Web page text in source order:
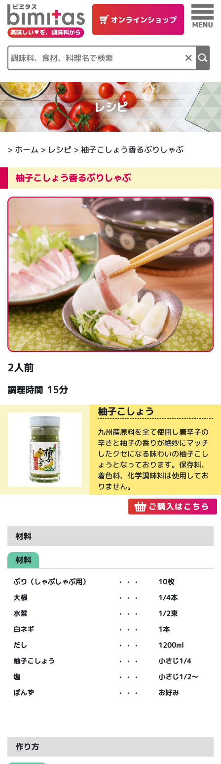
×
レシピ
> ホーム > レシピ > 柚子こしょう香るぶりしゃぶ
柚子こしょう香るぶりしゃぶ
2人前
調理時間 15分
柚子こしょう
九州産原料を全て使用し唐辛子の
辛さと柚子の香りが絶妙にマッチ
したクセになる味わいの柚子こし
ょうとなっております。保存料、
着色料、化学調味料は使用してお
りません。
材料
材料
ぶり（しゃぶしゃぶ用） ・・・
10枚
大根
・・・
1/4本
水菜
・・・
1/2束
白ネギ
・・・
1本
だし
・・・
1200ml
柚子こしょう
・・・
小さじ1/4
塩
・・・
小さじ1/2～
ぽんず
・・・ お好み
作り方